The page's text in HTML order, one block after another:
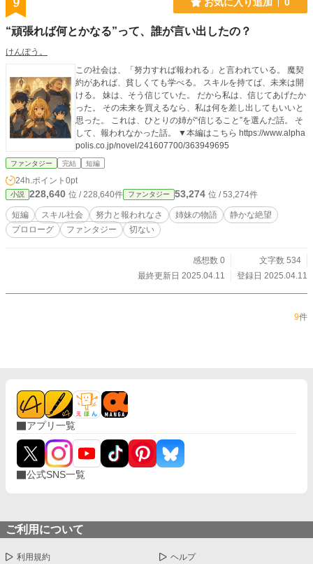
9
“頑張れば何とかなる”って、誰が言い出したの？
けんぽう。
この社会は、「努力すれば報われる」と言われている。 魔契
約があれば、貧しくても学べる。 スキルを持てば、未来は開
ける。 妹は、そう信じていた。 だから私は、信じてあげたか
った。 その未来を買えるなら、私は何を差し出してもいいと
思った。 これは、ひとりの姉が“信じること”を選んだ話。 そ
して、報われなかった話。 ▼本編はこちら https://www.alpha
polis.co.jp/novel/241607700/363949695
ファンタジー 完結 短編
24h.ポイント 0pt
小説 228,640 位 / 228,640件 ファンタジー 53,274 位 / 53,274件
短編 スキル社会 努力と報われなさ 姉妹の物語
静かな絶望
プロローグ
ファンタジー 切ない
感想数 0
文字数 534
最終更新日 2025.04.11
登録日 2025.04.11
9件
アプリ一覧
公式SNS一覧
ご利用について
利用規約 ヘルプ